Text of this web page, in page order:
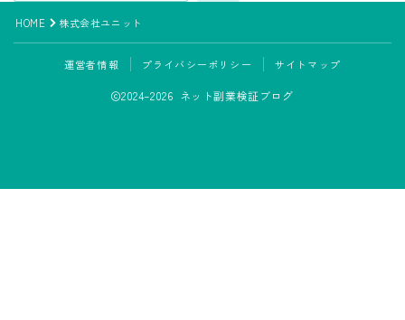
HOME 株式会社ユニット
運営者情報 プライバシーポリシー サイトマップ
2024–2026 ネット副業検証ブログ